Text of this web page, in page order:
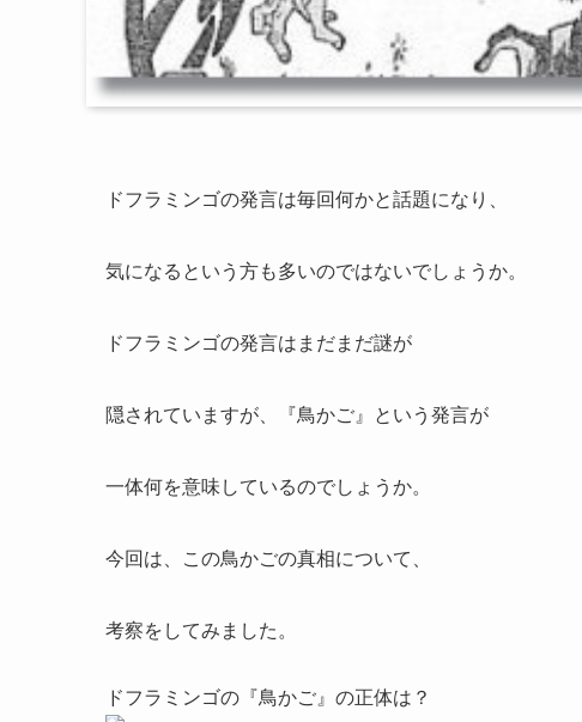
ドフラミンゴの発言は毎回何かと話題になり、
気になるという方も多いのではないでしょうか。
ドフラミンゴの発言はまだまだ謎が
隠されていますが、『鳥かご』という発言が
一体何を意味しているのでしょうか。
今回は、この鳥かごの真相について、
考察をしてみました。
ドフラミンゴの『鳥かご』の正体は？